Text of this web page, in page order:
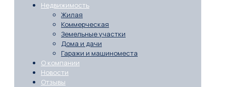
Недвижимость
Жилая
Коммерческая
Земельные участки
Дома и дачи
Гаражи и машиноместа
О компании
Новости
Отзывы